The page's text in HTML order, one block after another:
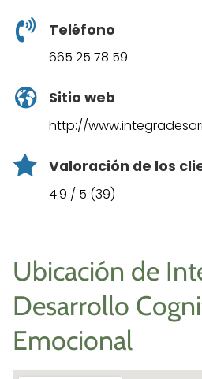
Teléfono
665 25 78 59
Sitio web
http://
Valoración de los
4.9 / 5 (39)
Ubicación de
Desarrollo
Emocional